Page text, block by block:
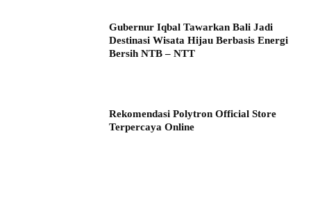
Gubernur Iqbal Tawarkan Bali Jadi
Destinasi Wisata Hijau Berbasis Energi
Bersih NTB – NTT
Rekomendasi Polytron Official Store
Terpercaya Online